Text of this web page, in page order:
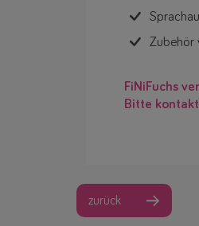
Zubehör
FiNiFuchs
Bitte
zurück